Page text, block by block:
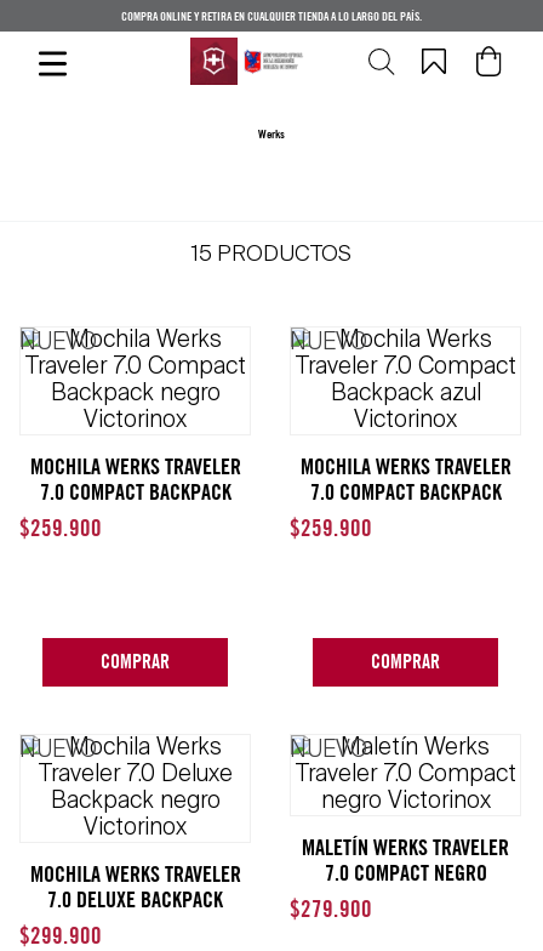
COMPRA ONLINE Y RETIRA EN CUALQUIER TIENDA A LO LARGO DEL PAÍS.
Werks
15 PRODUCTOS
NUEVO
MOCHILA WERKS TRAVELER
7.0 COMPACT BACKPACK
NEGRO VICTORINOX
$259.900
COMPRAR
NUEVO
MOCHILA WERKS TRAVELER
7.0 COMPACT BACKPACK
AZUL VICTORINOX
$259.900
COMPRAR
NUEVO
MOCHILA WERKS TRAVELER
7.0 DELUXE BACKPACK
NEGRO VICTORINOX
$299.900
NUEVO
MALETÍN WERKS TRAVELER
7.0 COMPACT NEGRO
VICTORINOX
$279.900